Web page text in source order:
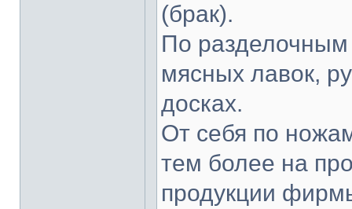
(брак).
По разделочным
мясных лавок,
досках.
От себя по
тем более на
продукции